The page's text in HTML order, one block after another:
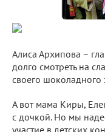
Алиса Архипова –
долго смотреть на
своего шоколадного
А вот мама Киры,
с дочкой. Но мы
участие в детских